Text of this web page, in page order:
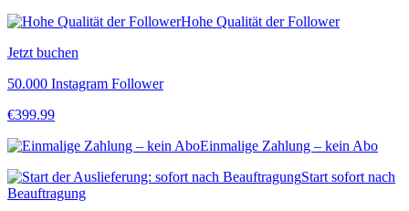
Hohe Qualität der Follower
Jetzt buchen
50.000 Instagram Follower
€399.99
Einmalige Zahlung – kein Abo
Start sofort nach
Beauftragung